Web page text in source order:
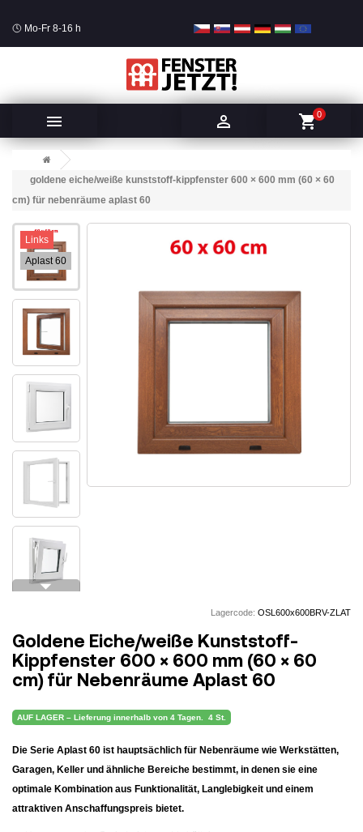
Mo-Fr 8-16 h
  shopping_cart0
goldene eiche/weiße kunststoff-kippfenster 600 × 600 mm (60 × 60
cm) für nebenräume aplast 60
Links
Aplast 60
arrow_drop_down
Lagercode: OSL600x600BRV-ZLAT
Goldene Eiche/weiße Kunststoff-
Kippfenster 600 × 600 mm (60 × 60
cm) für Nebenräume Aplast 60
AUF LAGER – Lieferung innerhalb von 4 Tagen. 4 St.
Die Serie Aplast 60 ist hauptsächlich für Nebenräume wie Werkstätten,
Garagen, Keller und ähnliche Bereiche bestimmt, in denen sie eine
optimale Kombination aus Funktionalität, Langlebigkeit und einem
attraktiven Anschaffungspreis bietet.